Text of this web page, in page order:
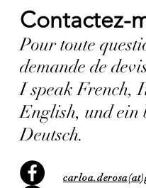
Contactez-
Pour toute
demande de
I speak French,
English, und ein
Deutsch.